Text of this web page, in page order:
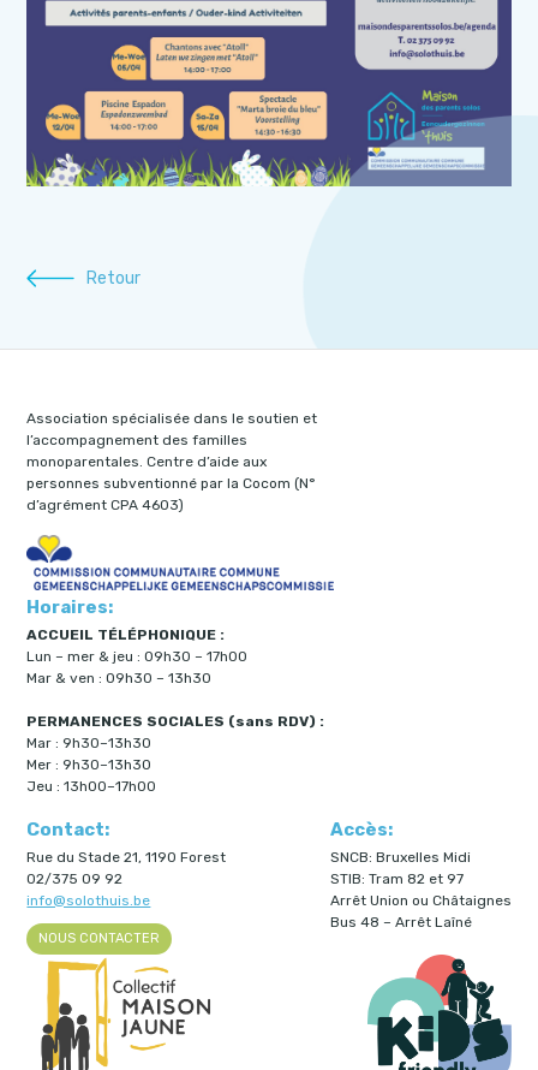
Retour
Association spécialisée dans le soutien et
l’accompagnement des familles
monoparentales. Centre d’aide aux
personnes subventionné par la Cocom (N°
d’agrément CPA 4603)
Horaires:
ACCUEIL TÉLÉPHONIQUE :
Lun – mer & jeu : 09h30 – 17h00
Mar & ven : 09h30 – 13h30
PERMANENCES SOCIALES (sans RDV) :
Mar : 9h30–13h30
Mer : 9h30–13h30
Jeu : 13h00–17h00
Contact:
Rue du Stade 21, 1190 Forest
02/375 09 92
info@solothuis.be
NOUS CONTACTER
Accès:
SNCB: Bruxelles Midi
STIB: Tram 82 et 97
Arrêt Union ou Châtaignes
Bus 48 – Arrêt Laîné